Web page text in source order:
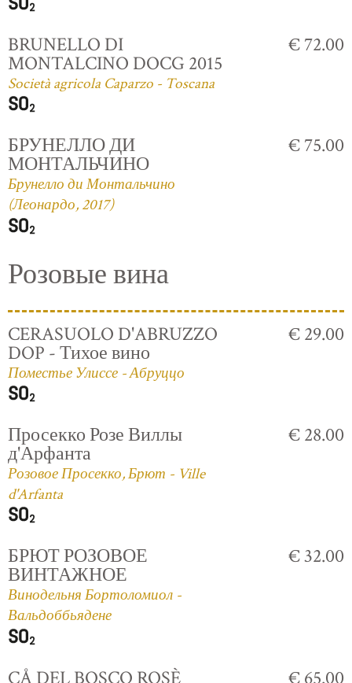
BRUNELLO DI
MONTALCINO DOCG 2015
Società agricola Caparzo - Toscana
€ 72.00
БРУНЕЛЛО ДИ
МОНТАЛЬЧИНО
Брунелло ди Монтальчино
(Леонардо, 2017)
€ 75.00
Розовые вина
CERASUOLO D'ABRUZZO
DOP - Тихое вино
Поместье Улиссе - Абруццо
€ 29.00
Просекко Розе Виллы
д'Арфанта
Розовое Просекко, Брют - Ville
d'Arfanta
€ 28.00
БРЮТ РОЗОВОЕ
ВИНТАЖНОЕ
Винодельня Бортоломиол -
Вальдоббьядене
€ 32.00
CÅ DEL BOSCO ROSÈ € 65.00